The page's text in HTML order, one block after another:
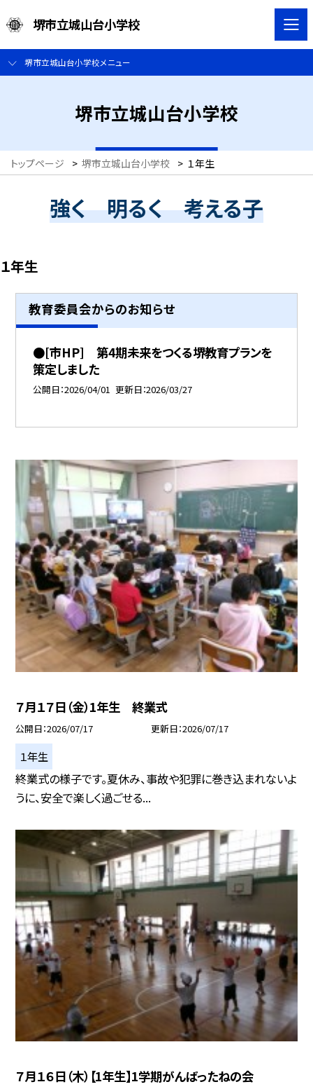
堺市立城山台小学校
堺市立城山台小学校メニュー
堺市立城山台小学校
トップページ > 堺市立城山台小学校 > １年生
強く 明るく 考える子
１年生
教育委員会からのお知らせ
●[市HP] 第4期未来をつくる堺教育プランを
策定しました
公開日 2026/04/01 更新日 2026/03/27
７月１７日（金）1年生 終業式
公開日 2026/07/17 更新日 2026/07/17
１年生
終業式の様子です。夏休み、事故や犯罪に巻き込まれないよ
うに、安全で楽しく過ごせる...
７月１６日（木）【1年生】1学期がんばったねの会